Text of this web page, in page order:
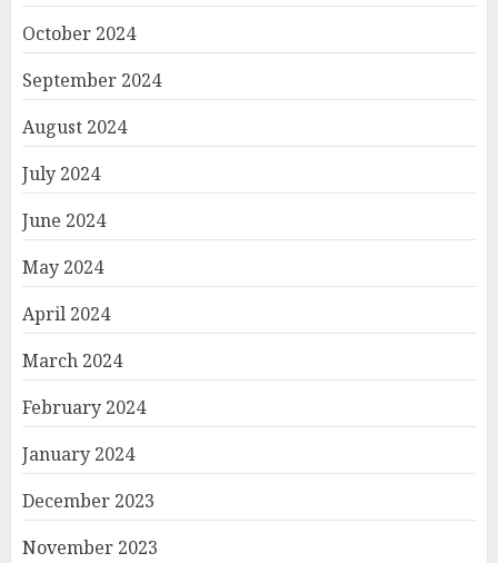
October 2024
September 2024
August 2024
July 2024
June 2024
May 2024
April 2024
March 2024
February 2024
January 2024
December 2023
November 2023